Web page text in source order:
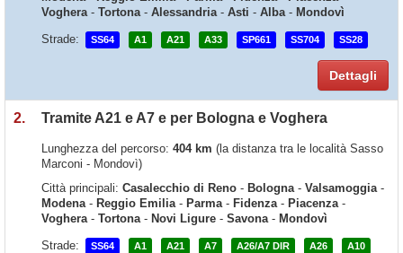
Voghera- Tortona- Alessandria- Asti - Alba- Mondovì
Strade:
SS64 A1 A21 A33 SP661 SS704 SS28
Dettagli
2. Tramite A21 e A7 e per Bologna e Voghera
Lunghezza del percorso: 404 km (la distanza tra le località Sasso
Marconi - Mondovì)
Città principali: Casalecchio di Reno - Bologna- Valsamoggia-
Modena- Reggio Emilia- Parma- Fidenza- Piacenza-
Voghera- Tortona- Novi Ligure - Savona- Mondovì
Strade:
SS64 A1 A21 A7 A26/A7 DIR A26 A10